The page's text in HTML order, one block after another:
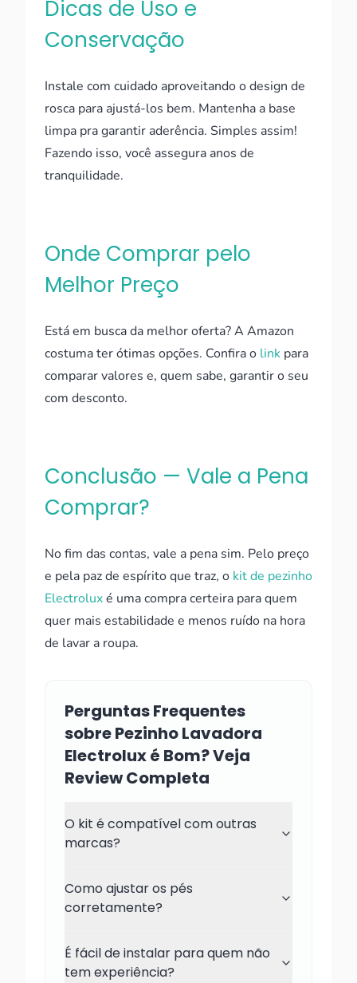
Dicas de Uso e
Conservação
Instale com cuidado aproveitando o design de
rosca para ajustá-los bem. Mantenha a base
limpa pra garantir aderência. Simples assim!
Fazendo isso, você assegura anos de
tranquilidade.
Onde Comprar pelo
Melhor Preço
Está em busca da melhor oferta? A Amazon
costuma ter ótimas opções. Confira o link para
comparar valores e, quem sabe, garantir o seu
com desconto.
Conclusão — Vale a Pena
Comprar?
No fim das contas, vale a pena sim. Pelo preço
e pela paz de espírito que traz, o kit de pezinho
Electroluxé uma compra certeira para quem
quer mais estabilidade e menos ruído na hora
de lavar a roupa.
Perguntas Frequentes
sobre Pezinho Lavadora
Electrolux é Bom? Veja
Review Completa
O kit é compatível com outras
marcas?
Como ajustar os pés
corretamente?
É fácil de instalar para quem não
tem experiência?